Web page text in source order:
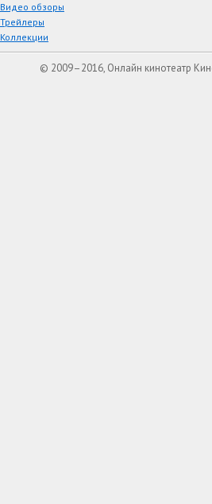
Видео обзоры
Трейлеры
Коллекции
© 2009–2016, Онлайн кинотеатр